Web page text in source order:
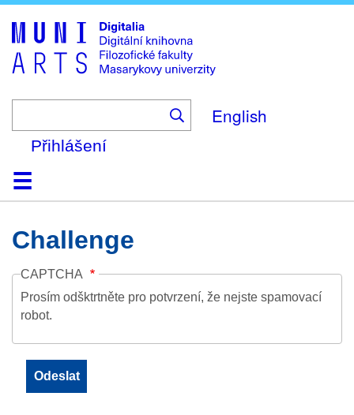
to
main
content
English
Přihlášení
DomůKolekce
Prohlížení
Vyhledávání
O platformě
Nápověda
KontaktDigitalia
Challenge
CAPTCHA
Prosím odšktrtněte pro potvrzení, že nejste spamovací
robot.